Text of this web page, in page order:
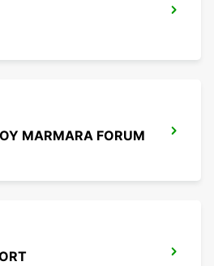
MARMARA FORUM